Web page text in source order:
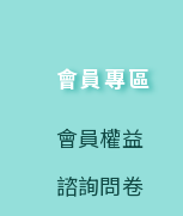
會員專區
會員權益
諮詢問卷